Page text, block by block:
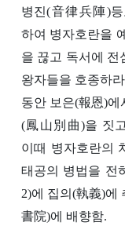
병진(音律兵陣)등
하여 병자호란을
을 끊고 독서에 전
왕자들을 호종하
동안 보은(報恩)에
(鳳山別曲)을 짓
이때 병자호란의
태공의 병법을 전
2)에 집의(執義)에
書院)에 배향함.